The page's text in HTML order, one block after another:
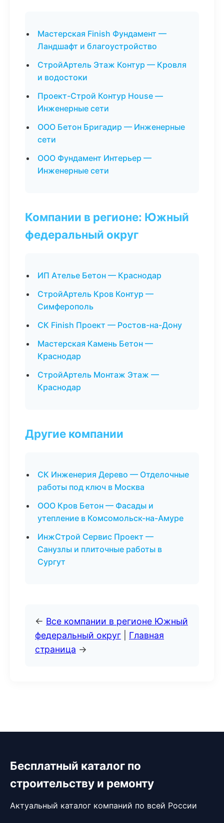
Мастерская Finish Фундамент —
Ландшафт и благоустройство
СтройАртель Этаж Контур — Кровля
и водостоки
Проект-Строй Контур House —
Инженерные сети
ООО Бетон Бригадир — Инженерные
сети
ООО Фундамент Интерьер —
Инженерные сети
Компании в регионе: Южный
федеральный округ
ИП Ателье Бетон — Краснодар
СтройАртель Кров Контур —
Симферополь
СК Finish Проект — Ростов-на-Дону
Мастерская Камень Бетон —
Краснодар
СтройАртель Монтаж Этаж —
Краснодар
Другие компании
СК Инженерия Дерево — Отделочные
работы под ключ в Москва
ООО Кров Бетон — Фасады и
утепление в Комсомольск-на-Амуре
ИнжСтрой Сервис Проект —
Санузлы и плиточные работы в
Сургут
← Все компании в регионе Южный
федеральный округ
Главная
страница →
Бесплатный каталог по
строительству и ремонту
Актуальный каталог компаний по всей России